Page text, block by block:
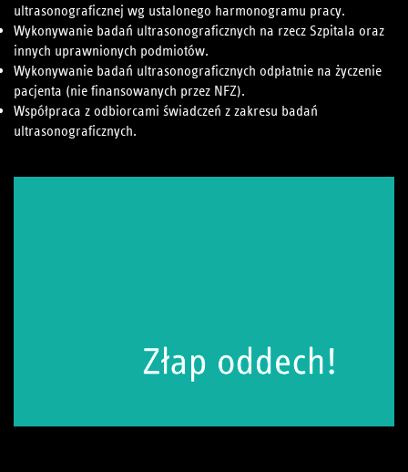
ultrasonograficznej wg ustalonego harmonogramu pracy.
Wykonywanie badań ultrasonograficznych na rzecz Szpitala oraz
innych uprawnionych podmiotów.
Wykonywanie badań ultrasonograficznych odpłatnie na życzenie
pacjenta (nie finansowanych przez NFZ).
Współpraca z odbiorcami świadczeń z zakresu badań
ultrasonograficznych.